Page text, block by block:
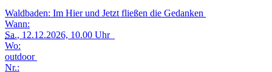
Waldbaden: Im Hier und Jetzt fließen die Gedanken
Wann:
Sa., 12.12.2026, 10.00 Uhr
Wo:
outdoor
Nr.: